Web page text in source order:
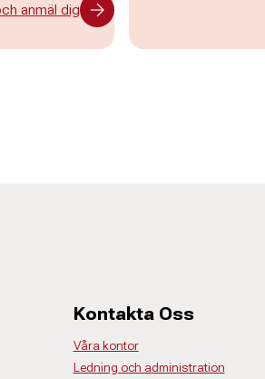
anmäl dig
Kontakta Oss
Våra kontor
Ledning och administration